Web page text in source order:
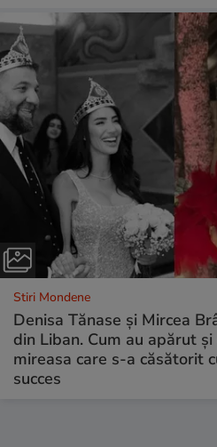
Stiri Mondene
Denisa Tănase și Mircea
din Liban. Cum au apărut
mireasa care s-a căsătorit
succes